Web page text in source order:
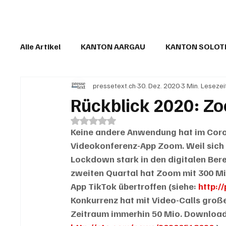
Alle Artikel KANTON AARGAU KANTON
IN EIGENER SACHE KOMMENTARE
Rückblick 2020:
pressetext.ch 30. Dez. 20203 Min.
Mit NaN von 5 Sternen bewertet.
Keine andere Anwendung hat im
Videokonferenz-App Zoom. Weil
Lockdown stark in den digitalen
zweiten Quartal hat Zoom mit 300
App TikTok übertroffen (siehe: http://
Konkurrenz hat mit Video-Calls
Zeitraum immerhin 50 Mio.